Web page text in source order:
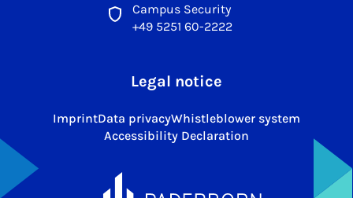
Campus Security
+49 5251 60-2222
Legal notice
ImprintData privacyWhistleblower system
Accessibility Declaration